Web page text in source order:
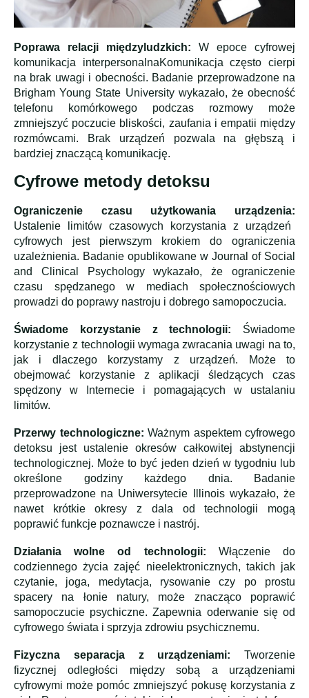
Poprawa relacji międzyludzkich: W epoce cyfrowej
komunikacja interpersonalnaKomunikacja często cierpi
na brak uwagi i obecności. Badanie przeprowadzone na
Brigham Young State University wykazało, że obecność
telefonu komórkowego podczas rozmowy może
zmniejszyć poczucie bliskości, zaufania i empatii między
rozmówcami. Brak urządzeń pozwala na głębszą i
bardziej znaczącą komunikację.
Cyfrowe metody detoksu
Ograniczenie czasu użytkowania urządzenia:
Ustalenie limitów czasowych korzystania z urządzeń
cyfrowych jest pierwszym krokiem do ograniczenia
uzależnienia. Badanie opublikowane w Journal of Social
and Clinical Psychology wykazało, że ograniczenie
czasu spędzanego w mediach społecznościowych
prowadzi do poprawy nastroju i dobrego samopoczucia.
Świadome korzystanie z technologii: Świadome
korzystanie z technologii wymaga zwracania uwagi na to,
jak i dlaczego korzystamy z urządzeń. Może to
obejmować korzystanie z aplikacji śledzących czas
spędzony w Internecie i pomagających w ustalaniu
limitów.
Przerwy technologiczne: Ważnym aspektem cyfrowego
detoksu jest ustalenie okresów całkowitej abstynencji
technologicznej. Może to być jeden dzień w tygodniu lub
określone godziny każdego dnia. Badanie
przeprowadzone na Uniwersytecie Illinois wykazało, że
nawet krótkie okresy z dala od technologii mogą
poprawić funkcje poznawcze i nastrój.
Działania wolne od technologii: Włączenie do
codziennego życia zajęć nieelektronicznych, takich jak
czytanie, joga, medytacja, rysowanie czy po prostu
spacery na łonie natury, może znacząco poprawić
samopoczucie psychiczne. Zapewnia oderwanie się od
cyfrowego świata i sprzyja zdrowiu psychicznemu.
Fizyczna separacja z urządzeniami: Tworzenie
fizycznej odległości między sobą a urządzeniami
cyfrowymi może pomóc zmniejszyć pokusę korzystania z